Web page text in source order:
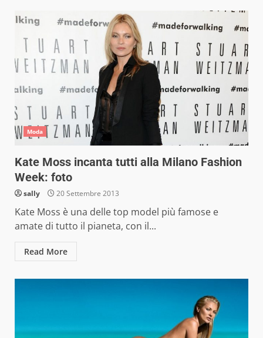
Moda
Kate Moss incanta tutti alla Milano Fashion
Week: foto
sally 20 Settembre 2013
Kate Moss è una delle top model più famose e
amate di tutto il pianeta, con il...
Read More